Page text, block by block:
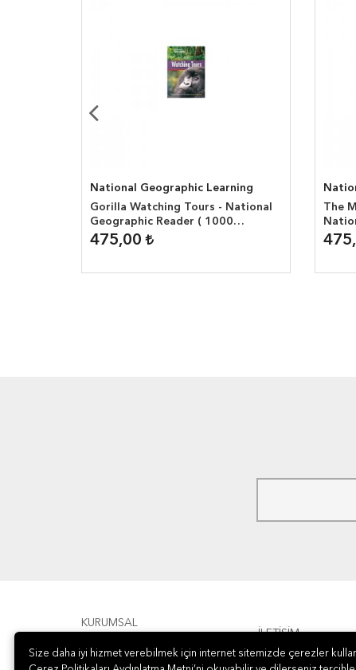
National Geographic Learning
Gorilla Watching Tours - National
Geographic Reader ( 1000
headwords )
475,00
The
1300
KURUMSAL
ÖDEME
İLETİŞİM
Size daha iyi hizmet verebilmek için internet sitemizde çerezler